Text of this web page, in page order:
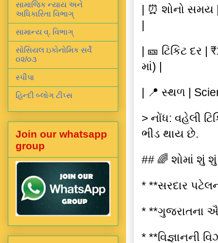
| ⏰ શોનો સમય
|
| 🎫 ટિકિટ દર
માં) |
| 📍 સ્થળ |
> નોંધ: વહેલી
ભીડ થાય છે.
## 🌈 શોમાં શું
* **સરદાર
* **ગુજરાતના
*
સામાજિક ન્યાય અને
અધિકારિતા વિભાગ્
સામાન્ય વ્. વિભાગ્
સોસિયલ ઇકોનોમિક સર્વે
૦૨/૦૩
સ્પીપા
હિન્દી બ્લોગ ટીપ્સ
Join our whatsapp
group